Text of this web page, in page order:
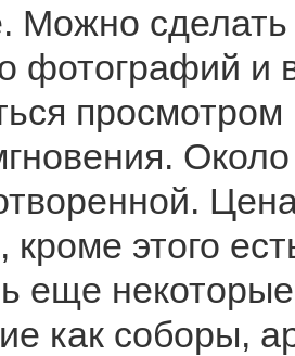
Можно
фотографий и
просмотром
кроме этого
еще
как соборы,